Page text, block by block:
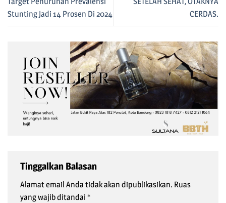
Stunting Jadi 14 Prosen Di 2024
CERDAS.
Tinggalkan Balasan
Alamat email Anda tidak akan dipublikasikan. Ruas
yang wajib ditandai *